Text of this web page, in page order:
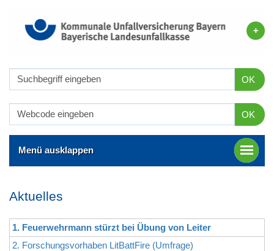
OK
OK
Menü ausklappen
Aktuelles
1. Feuerwehrmann stürzt bei Übung von Leiter
2. Forschungsvorhaben LitBattFire (Umfrage)